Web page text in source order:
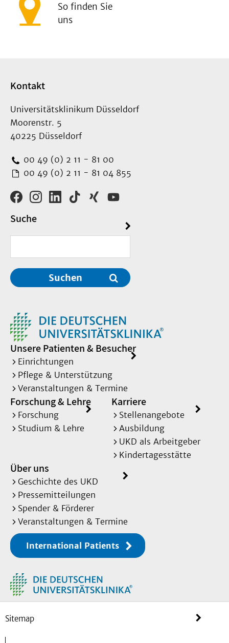
So finden Sie
uns
Kontakt
Universitätsklinikum Düsseldorf
Moorenstr. 5
40225 Düsseldorf
00 49 (0) 2 11 - 81 00
00 49 (0) 2 11 - 81 04 855
Suche
Suchen
Unsere Patienten & Besucher
Einrichtungen
Pflege & Unterstützung
Veranstaltungen & Termine
Forschung & Lehre
Forschung
Studium & Lehre
Karriere
Stellenangebote
Ausbildung
UKD als Arbeitgeber
Kindertagesstätte
Über uns
Geschichte des UKD
Pressemitteilungen
Spender & Förderer
Veranstaltungen & Termine
International Patients
Sitemap